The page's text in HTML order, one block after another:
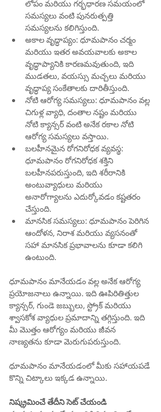
లోపం మరియు గర్భధారణ సమయంలో
సమస్యలు వంటి పునరుత్పత్తి
సమస్యలను కలిగిస్తుంది.
అకాల వృద్ధాప్యం: ధూమపానం చర్మం
మరియు ఇతర అవయవాలకు అకాల
వృద్ధాప్యానికి కారణమవుతుంది, ఇది
ముడతలు, వయస్సు మచ్చలు మరియు
వృద్ధాప్య సంకేతాలకు దారితీస్తుంది.
నోటి ఆరోగ్య సమస్యలు: ధూమపానం వల్ల
చిగుళ్ల వ్యాధి, దంతాల నష్టం మరియు
నోటి క్యాన్సర్ వంటి అనేక రకాల నోటి
ఆరోగ్య సమస్యలు వస్తాయి.
బలహీనమైన రోగనిరోధక వ్యవస్థ:
ధూమపానం రోగనిరోధక శక్తిని
బలహీనపరుస్తుంది, ఇది శరీరానికి
అంటువ్యాధులు మరియు
అనారోగ్యాలను ఎదుర్కోవడం కష్టతరం
చేస్తుంది.
మానసిక సమస్యలు: ధూమపానం పెరిగిన
ఆందోళన, నిరాశ మరియు వ్యసనంతో
సహా మానసిక ప్రభావాలను కూడా కలిగి
ఉంటుంది.
ధూమపానం మానేయడం వల్ల అనేక ఆరోగ్య
ప్రయోజనాలు ఉన్నాయి. ఇది ఊపిరితిత్తుల
క్యాన్సర్, గుండె జబ్బులు, స్ట్రోక్ మరియు
శ్వాసకోశ వ్యాధుల ప్రమాదాన్ని తగ్గిస్తుంది. ఇది
మీ మొత్తం ఆరోగ్యం మరియు జీవన
నాణ్యతను కూడా మెరుగుపరుస్తుంది.
ధూమపానం మానేయడంలో మీకు సహాయపడే
కొన్ని చిట్కాలు ఇక్కడ ఉన్నాయి.
నిష్క్రమించే తేదీని సెట్ చేయండి